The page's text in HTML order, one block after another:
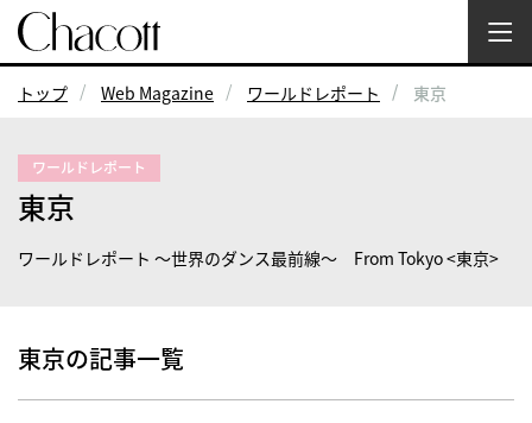
トップ Web Magazine ワールドレポート 東京
ワールドレポート
東京
ワールドレポート ～世界のダンス最前線～ From Tokyo <東京>
東京の記事一覧